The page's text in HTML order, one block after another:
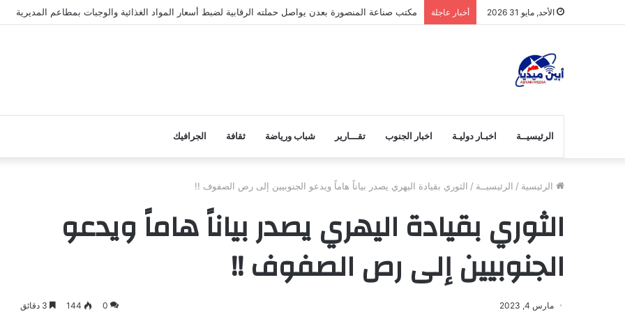
الأحد, مايو 31 2026 أخبار عاجلة الرباش… في زمن التحديات
الرئيسيــة اخبـار دوليـة اخبار الجنوب تقـــارير شباب ورياضة ثقافة الجرافيك
الرئيسية / الرئيسيــة / الثوري بقيادة اليهري يصدر بياناً هاماً ويدعو الجنوبيين إلى رص الصفوف !!
الثوري بقيادة اليهري يصدر بياناً هاماً ويدعو
الجنوبيين إلى رص الصفوف !!
مارس 4, 2023 0
144